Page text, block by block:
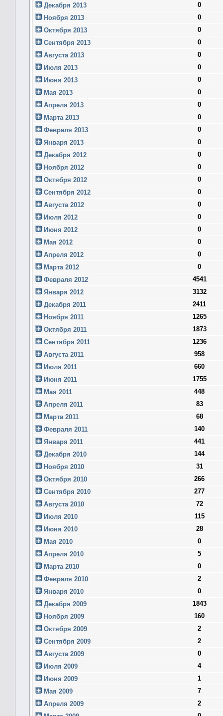
Декабря 2013
0
Ноября 2013
0
Октября 2013
0
Сентября 2013
0
Августа 2013
0
Июля 2013
0
Июня 2013
0
Мая 2013
0
Апреля 2013
0
Марта 2013
0
Февраля 2013
0
Января 2013
0
Декабря 2012
0
Ноября 2012
0
Октября 2012
0
Сентября 2012
0
Августа 2012
0
Июля 2012
0
Июня 2012
0
Мая 2012
0
Апреля 2012
0
Марта 2012
0
Февраля 2012
4541
Января 2012
3132
Декабря 2011
2411
Ноября 2011
1265
Октября 2011
1873
Сентября 2011
1236
Августа 2011
958
Июля 2011
660
Июня 2011
1755
Мая 2011
448
Апреля 2011
83
Марта 2011
68
Февраля 2011
140
Января 2011
441
Декабря 2010
144
Ноября 2010
31
Октября 2010
266
Сентября 2010
277
Августа 2010
72
Июля 2010
115
Июня 2010
28
Мая 2010
0
Апреля 2010
5
Марта 2010
0
Февраля 2010
2
Января 2010
0
Декабря 2009
1843
Ноября 2009
160
Октября 2009
2
Сентября 2009
2
Августа 2009
0
Июля 2009
4
Июня 2009
1
Мая 2009
7
Апреля 2009
2